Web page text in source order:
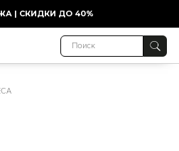
| СКИДКИ ДО 40%